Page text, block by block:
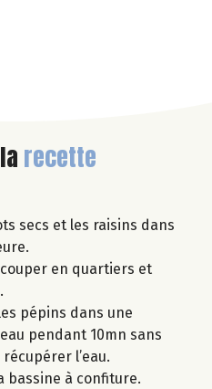
recette
secs et les raisins dans
en quartiers et
pépins dans une
pendant 10mn sans
l’eau.
bassine à confiture.